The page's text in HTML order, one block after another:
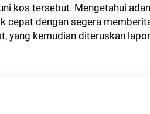
kos tersebut. Mengetahui
cepat dengan segera
yang kemudian diteruskan